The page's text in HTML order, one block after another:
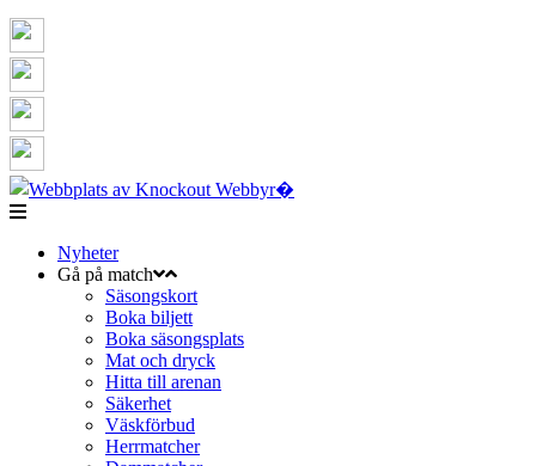
Nyheter
Gå på match
Säsongskort
Boka biljett
Boka säsongsplats
Mat och dryck
Hitta till arenan
Säkerhet
Väskförbud
Herrmatcher